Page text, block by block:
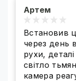
Артем
Встановив
через день
рухи,
світло
камера